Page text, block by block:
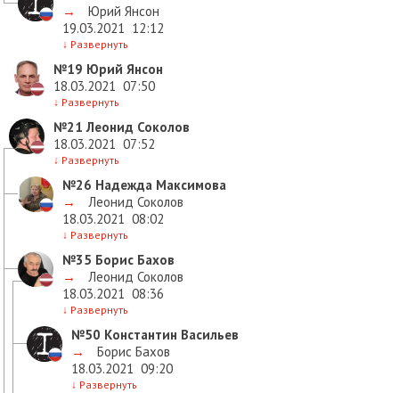
→
Юрий Янсон
19.03.2021 12:12
↓ Развернуть
№19 Юрий Янсон
18.03.2021 07:50
↓ Развернуть
№21 Леонид Соколов
18.03.2021 07:52
↓ Развернуть
№26 Надежда Максимова
→
Леонид Соколов
18.03.2021 08:02
↓ Развернуть
№35 Борис Бахов
→
Леонид Соколов
18.03.2021 08:36
↓ Развернуть
№50 Константин Васильев
→
Борис Бахов
18.03.2021 09:20
↓ Развернуть